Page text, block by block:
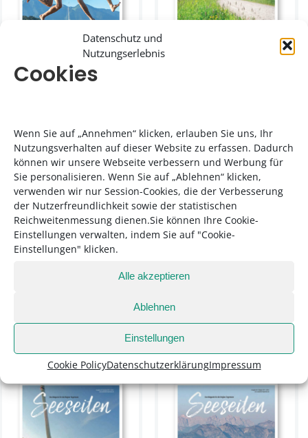
Datenschutz und
Nutzungserlebnis
Cookies
Wenn Sie auf „Annehmen“ klicken, erlauben Sie uns, Ihr
Nutzungsverhalten auf dieser Website zu erfassen. Dadurch
können wir unsere Webseite verbessern und Werbung für
Sie personalisieren. Wenn Sie auf „Ablehnen“ klicken,
verwenden wir nur Session-Cookies, die der Verbesserung
der Nutzerfreundlichkeit sowie der statistischen
Reichweitenmessung dienen.Sie können Ihre Cookie-
Einstellungen verwalten, indem Sie auf "Cookie-
Einstellungen" klicken.
Alle akzeptieren
Ablehnen
Einstellungen
Cookie PolicyDatenschutzerklärungImpressum
Seeseiten-Ausgabe 69,
Winter 2021
Seeseiten-Ausgabe 66,
Herbst 2021